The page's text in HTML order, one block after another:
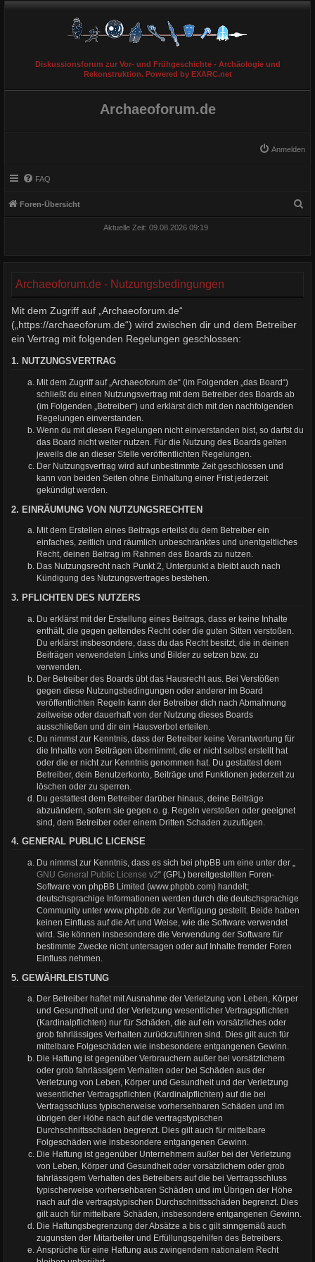
Diskussionsforum zur Vor- und Frühgeschichte - Archäologie und
Rekonstruktion. Powered by EXARC.net
Archaeoforum.de
Anmelden
FAQ
Foren-Übersicht
Aktuelle Zeit: 09.08.2026 09:19
Archaeoforum.de - Nutzungsbedingungen
Mit dem Zugriff auf „Archaeoforum.de“
(„https://archaeoforum.de“) wird zwischen dir und dem Betreiber
ein Vertrag mit folgenden Regelungen geschlossen:
1. NUTZUNGSVERTRAG
Mit dem Zugriff auf „Archaeoforum.de“ (im Folgenden „das Board“)
schließt du einen Nutzungsvertrag mit dem Betreiber des Boards ab
(im Folgenden „Betreiber“) und erklärst dich mit den nachfolgenden
Regelungen einverstanden.
Wenn du mit diesen Regelungen nicht einverstanden bist, so darfst du
das Board nicht weiter nutzen. Für die Nutzung des Boards gelten
jeweils die an dieser Stelle veröffentlichten Regelungen.
Der Nutzungsvertrag wird auf unbestimmte Zeit geschlossen und
kann von beiden Seiten ohne Einhaltung einer Frist jederzeit
gekündigt werden.
2. EINRÄUMUNG VON NUTZUNGSRECHTEN
Mit dem Erstellen eines Beitrags erteilst du dem Betreiber ein
einfaches, zeitlich und räumlich unbeschränktes und unentgeltliches
Recht, deinen Beitrag im Rahmen des Boards zu nutzen.
Das Nutzungsrecht nach Punkt 2, Unterpunkt a bleibt auch nach
Kündigung des Nutzungsvertrages bestehen.
3. PFLICHTEN DES NUTZERS
Du erklärst mit der Erstellung eines Beitrags, dass er keine Inhalte
enthält, die gegen geltendes Recht oder die guten Sitten verstoßen.
Du erklärst insbesondere, dass du das Recht besitzt, die in deinen
Beiträgen verwendeten Links und Bilder zu setzen bzw. zu
verwenden.
Der Betreiber des Boards übt das Hausrecht aus. Bei Verstößen
gegen diese Nutzungsbedingungen oder anderer im Board
veröffentlichten Regeln kann der Betreiber dich nach Abmahnung
zeitweise oder dauerhaft von der Nutzung dieses Boards
ausschließen und dir ein Hausverbot erteilen.
Du nimmst zur Kenntnis, dass der Betreiber keine Verantwortung für
die Inhalte von Beiträgen übernimmt, die er nicht selbst erstellt hat
oder die er nicht zur Kenntnis genommen hat. Du gestattest dem
Betreiber, dein Benutzerkonto, Beiträge und Funktionen jederzeit zu
löschen oder zu sperren.
Du gestattest dem Betreiber darüber hinaus, deine Beiträge
abzuändern, sofern sie gegen o. g. Regeln verstoßen oder geeignet
sind, dem Betreiber oder einem Dritten Schaden zuzufügen.
4. GENERAL PUBLIC LICENSE
Du nimmst zur Kenntnis, dass es sich bei phpBB um eine unter der „
GNU General Public License v2“ (GPL) bereitgestellten Foren-
Software von phpBB Limited (www.phpbb.com) handelt;
deutschsprachige Informationen werden durch die deutschsprachige
Community unter www.phpbb.de zur Verfügung gestellt. Beide haben
keinen Einfluss auf die Art und Weise, wie die Software verwendet
wird. Sie können insbesondere die Verwendung der Software für
bestimmte Zwecke nicht untersagen oder auf Inhalte fremder Foren
Einfluss nehmen.
5. GEWÄHRLEISTUNG
Der Betreiber haftet mit Ausnahme der Verletzung von Leben, Körper
und Gesundheit und der Verletzung wesentlicher Vertragspflichten
(Kardinalpflichten) nur für Schäden, die auf ein vorsätzliches oder
grob fahrlässiges Verhalten zurückzuführen sind. Dies gilt auch für
mittelbare Folgeschäden wie insbesondere entgangenen Gewinn.
Die Haftung ist gegenüber Verbrauchern außer bei vorsätzlichem
oder grob fahrlässigem Verhalten oder bei Schäden aus der
Verletzung von Leben, Körper und Gesundheit und der Verletzung
wesentlicher Vertragspflichten (Kardinalpflichten) auf die bei
Vertragsschluss typischerweise vorhersehbaren Schäden und im
übrigen der Höhe nach auf die vertragstypischen
Durchschnittsschäden begrenzt. Dies gilt auch für mittelbare
Folgeschäden wie insbesondere entgangenen Gewinn.
Die Haftung ist gegenüber Unternehmern außer bei der Verletzung
von Leben, Körper und Gesundheit oder vorsätzlichem oder grob
fahrlässigem Verhalten des Betreibers auf die bei Vertragsschluss
typischerweise vorhersehbaren Schäden und im Übrigen der Höhe
nach auf die vertragstypischen Durchschnittsschäden begrenzt. Dies
gilt auch für mittelbare Schäden, insbesondere entgangenen Gewinn.
Die Haftungsbegrenzung der Absätze a bis c gilt sinngemäß auch
zugunsten der Mitarbeiter und Erfüllungsgehilfen des Betreibers.
Ansprüche für eine Haftung aus zwingendem nationalem Recht